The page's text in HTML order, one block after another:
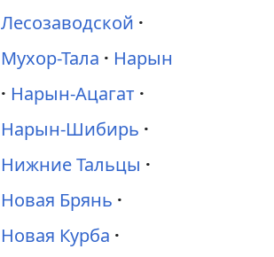
Лесозаводской
Мухор-Тала
Нарын
Нарын-Ацагат
Нарын-Шибирь
Нижние Тальцы
Новая Брянь
Новая Курба